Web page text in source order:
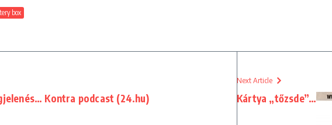
box
Kontra podcast (24.hu)
Next Article
Kártya „tőzsde”…